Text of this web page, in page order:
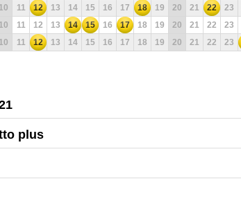
10 11 12 13 14 15 16 17 18 19 20 21 22 23
10 11 12 13 14 15 16 17 18 19 20 21 22 23
10 11 12 13 14 15 16 17 18 19 20 21 22 23
plus